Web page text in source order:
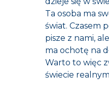
Ta osoba ma
świat. Czasem
pisze z nami,
ma ochotę na
Warto to więc
świecie